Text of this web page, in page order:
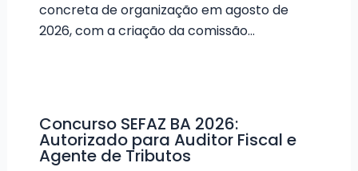
concreta de organização em agosto de
2026, com a criação da comissão…
Concurso SEFAZ BA 2026:
Autorizado para Auditor Fiscal e
Agente de Tributos